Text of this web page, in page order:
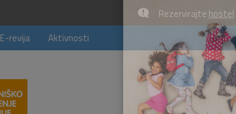
Rezervirajte hostel
E-revija Aktivnosti